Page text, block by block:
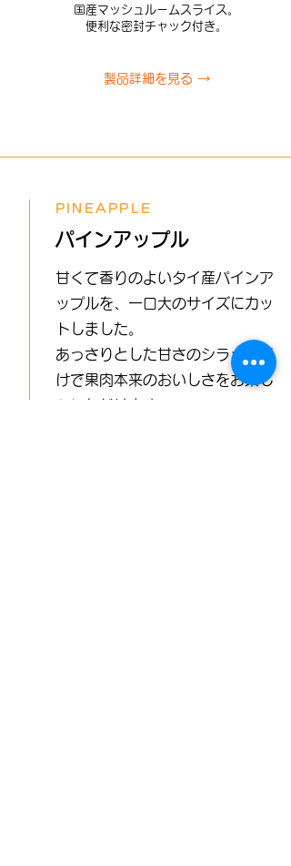
国産マッシュルームスライス。
​便利な密封チャック付き。
製品詳細を見る →
PINEAPPLE
パインアップル
甘くて香りのよいタイ産パインア
ップルを、一口大のサイズにカッ
トしました。
あっさりとした甘さのシラップ漬
けで果肉本来のおいしさをお楽し